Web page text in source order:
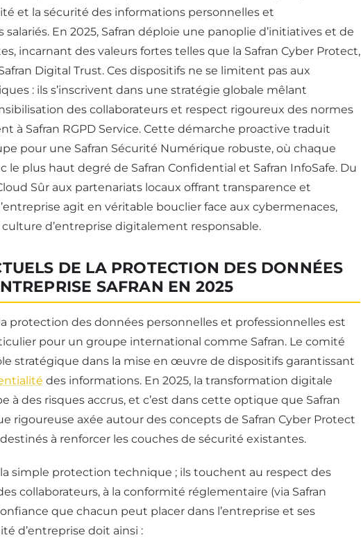
et la sécurité des informations personnelles et
salariés. En 2025, Safran déploie une panoplie d’initiatives et de
incarnant des valeurs fortes telles que la Safran Cyber Protect,
Digital Trust. Ces dispositifs ne se limitent pas aux
: ils s’inscrivent dans une stratégie globale mêlant
des collaborateurs et respect rigoureux des normes
à Safran RGPD Service. Cette démarche proactive traduit
pour une Safran Sécurité Numérique robuste, où chaque
le plus haut degré de Safran Confidential et Safran InfoSafe. Du
Sûr aux partenariats locaux offrant transparence et
agit en véritable bouclier face aux cybermenaces,
d’entreprise digitalement responsable.
DE LA PROTECTION DES DONNÉES
SAFRAN EN 2025
protection des données personnelles et professionnelles est
pour un groupe international comme Safran. Le comité
stratégique dans la mise en œuvre de dispositifs garantissant
des informations. En 2025, la transformation digitale
à des risques accrus, et c’est dans cette optique que Safran
rigoureuse axée autour des concepts de Safran Cyber Protect
à renforcer les couches de sécurité existantes.
simple protection technique ; ils touchent au respect des
collaborateurs, à la conformité réglementaire (via Safran
que chacun peut placer dans l’entreprise et ses
d’entreprise doit ainsi :